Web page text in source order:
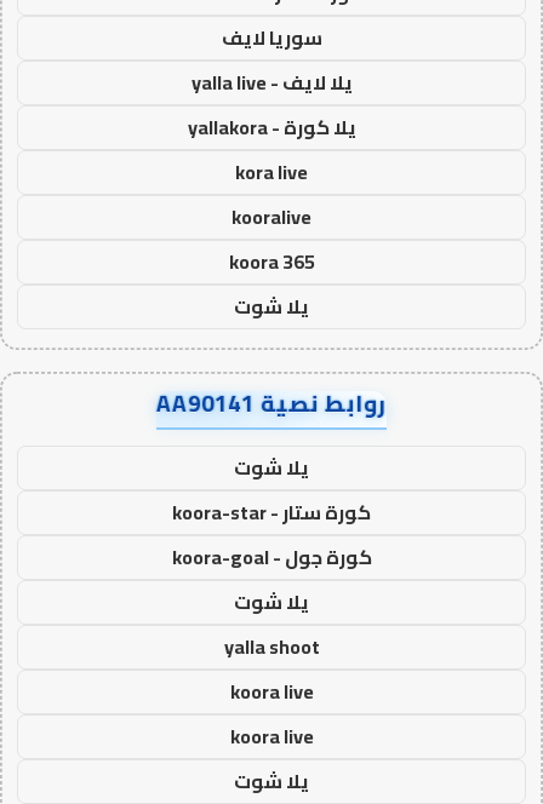
سوريا لايف
يلا لايف - yalla live
يلا كورة - yallakora
kora live
kooralive
koora 365
يلا شوت
روابط نصية AA90141
يلا شوت
كورة ستار - koora-star
كورة جول - koora-goal
يلا شوت
yalla shoot
koora live
koora live
يلا شوت